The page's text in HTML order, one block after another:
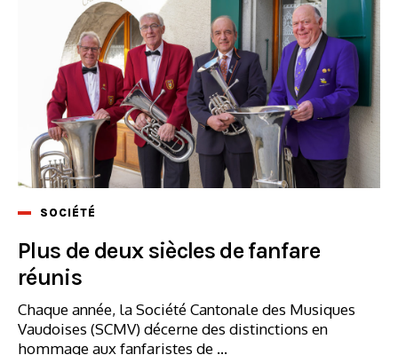
SOCIÉTÉ
Plus de deux siècles de fanfare
réunis
Chaque année, la Société Cantonale des Musiques
Vaudoises (SCMV) décerne des distinctions en
hommage aux fanfaristes de ...